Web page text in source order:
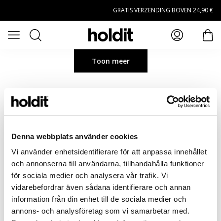
Denna webbplats använder cookies
Vi använder enhetsidentifierare för att anpassa innehållet
och annonserna till användarna, tillhandahålla funktioner
för sociala medier och analysera vår trafik. Vi
vidarebefordrar även sådana identifierare och annan
information från din enhet till de sociala medier och
annons- och analysföretag som vi samarbetar med.
GRATIS VERZENDING BOVEN 24,90 €
Open menuZoeken
Toon meer